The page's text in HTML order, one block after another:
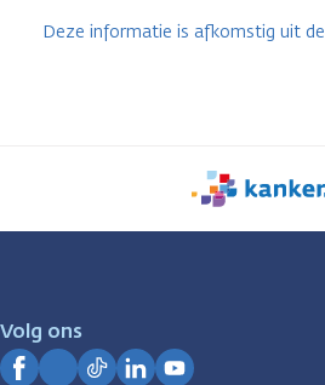
Deze informatie is afkomstig uit de
We
zijn
Volg ons